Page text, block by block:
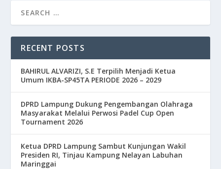
RECENT POSTS
BAHIRUL ALVARIZI, S.E Terpilih Menjadi Ketua
Umum IKBA-SP45TA PERIODE 2026 – 2029
DPRD Lampung Dukung Pengembangan Olahraga
Masyarakat Melalui Perwosi Padel Cup Open
Tournament 2026
Ketua DPRD Lampung Sambut Kunjungan Wakil
Presiden RI, Tinjau Kampung Nelayan Labuhan
Maringgai